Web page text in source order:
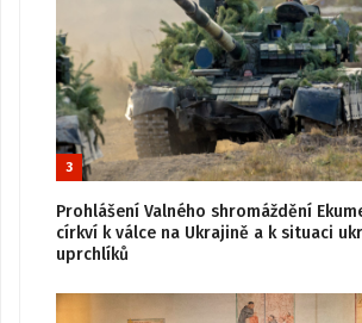
3
Prohlášení Valného shromáždění
církví k válce na Ukrajině a k situaci
uprchlíků